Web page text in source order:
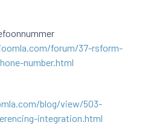
forum/37-rsform-
number.html
blog/view/503-
integration.html